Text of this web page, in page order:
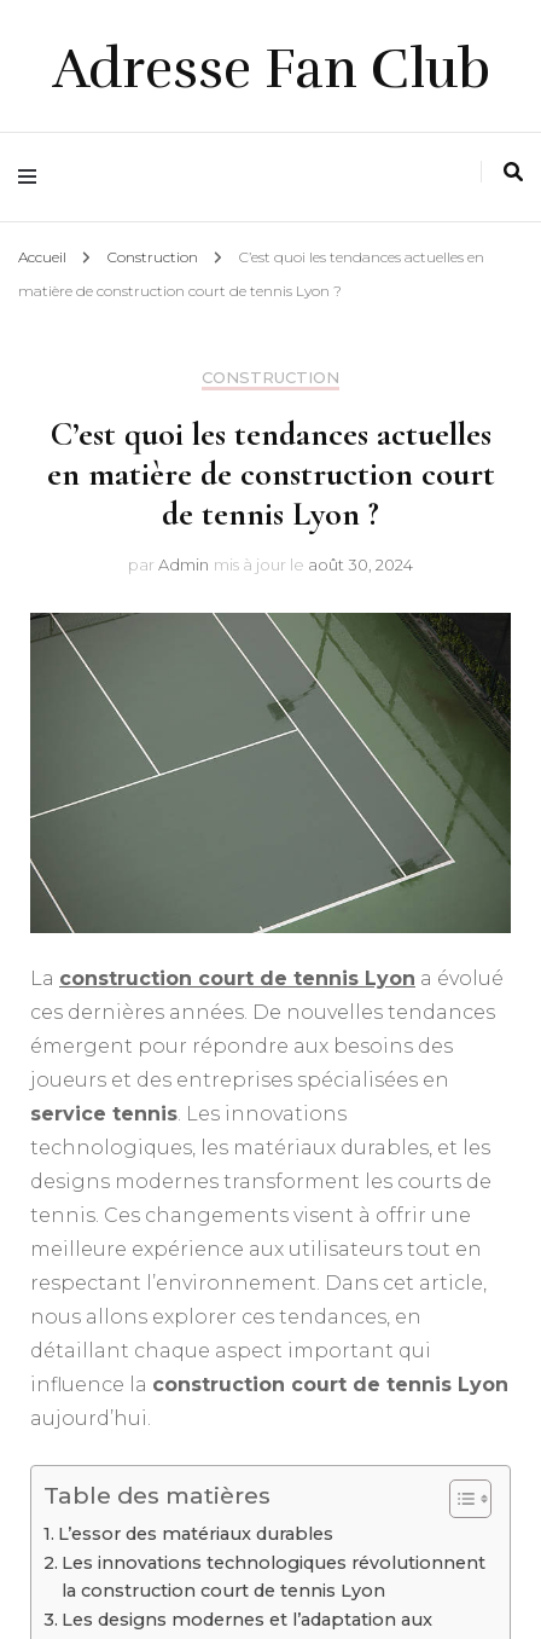
Adresse Fan Club
Accueil Construction
C’est quoi les tendances actuelles en
matière de construction court de tennis Lyon ?
CONSTRUCTION
C’est quoi les tendances actuelles
en matière de construction court
de tennis Lyon ?
par Admin mis à jour le août 30, 2024
La construction court de tennis Lyon a évolué
ces dernières années. De nouvelles tendances
émergent pour répondre aux besoins des
joueurs et des entreprises spécialisées en
service tennis. Les innovations
technologiques, les matériaux durables, et les
designs modernes transforment les courts de
tennis. Ces changements visent à offrir une
meilleure expérience aux utilisateurs tout en
respectant l’environnement. Dans cet article,
nous allons explorer ces tendances, en
détaillant chaque aspect important qui
influence la construction court de tennis Lyon
aujourd’hui.
Table des matières
L’essor des matériaux durables
Les innovations technologiques révolutionnent
la construction court de tennis Lyon
Les designs modernes et l’adaptation aux